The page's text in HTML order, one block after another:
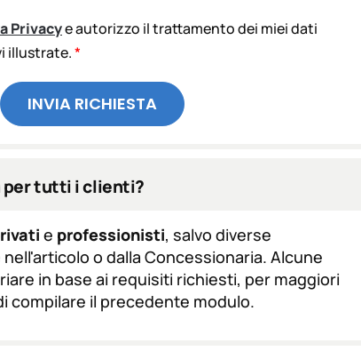
Privacye autorizzo il trattamento dei miei dati
illustrate.*
INVIA RICHIESTA
per tutti i clienti?
e professionisti, salvo diverse
o dalla Concessionaria. Alcune
in base ai requisiti richiesti, per maggiori
compilare il precedente modulo.